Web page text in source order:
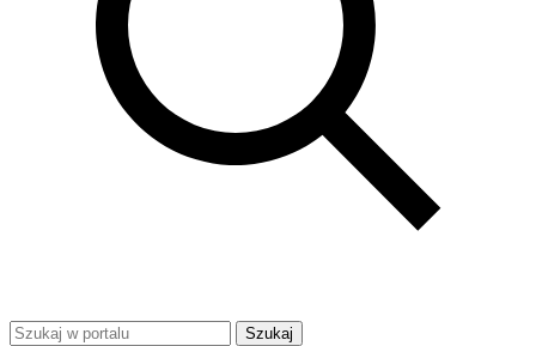
Szukaj